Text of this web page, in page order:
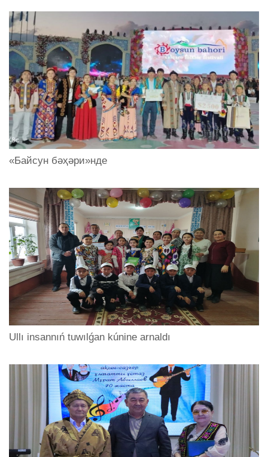
«Байсун бәҳәри»нде
Ullı insannıń tuwılǵan kúnine arnaldı